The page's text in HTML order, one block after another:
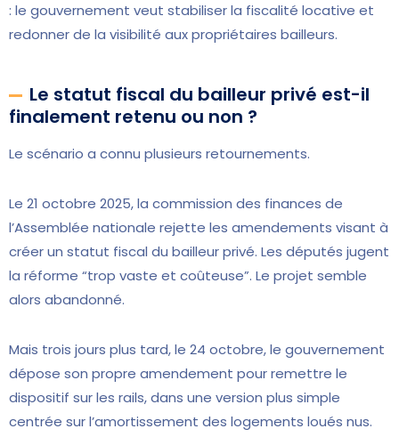
: le gouvernement veut stabiliser la fiscalité locative et
redonner de la visibilité aux propriétaires bailleurs.
Le statut fiscal du bailleur privé est-il
finalement retenu ou non ?
Le scénario a connu plusieurs retournements.
Le 21 octobre 2025, la commission des finances de
l’Assemblée nationale rejette les amendements visant à
créer un statut fiscal du bailleur privé. Les députés jugent
la réforme “trop vaste et coûteuse”. Le projet semble
alors abandonné.
Mais trois jours plus tard, le 24 octobre, le gouvernement
dépose son propre amendement pour remettre le
dispositif sur les rails, dans une version plus simple
centrée sur l’amortissement des logements loués nus.